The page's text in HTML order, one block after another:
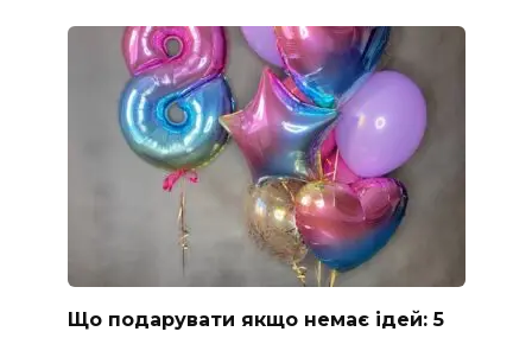
Що подарувати якщо немає ідей: 5